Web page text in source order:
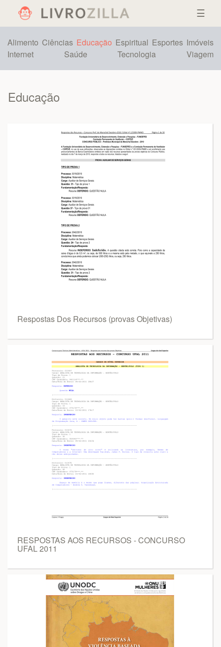
☰
Alimento Ciências Educação Espiritual Esportes Imóveis
Internet
Saúde Tecnologia Viagem
Educação
Respostas Dos Recursos (provas Objetivas)
RESPOSTAS AOS RECURSOS - CONCURSO
UFAL 2011